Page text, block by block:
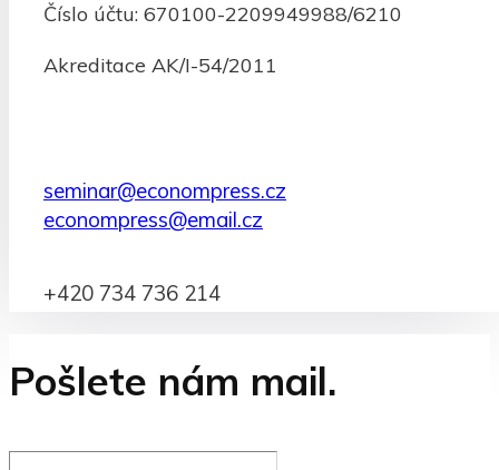
Číslo účtu: 670100-2209949988/6210
Akreditace AK/I-54/2011
seminar@econompress.cz
econompress@email.cz
+420 734 736 214
Pošlete nám mail.